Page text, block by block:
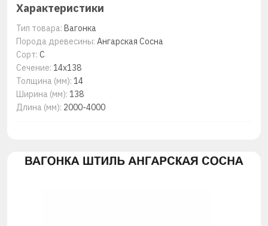
Характеристики
Тип товара: Вагонка
Порода древесины: Ангарская Сосна
Сорт: С
Сечение: 14x138
Толщина (мм): 14
Ширина (мм): 138
Длина (мм): 2000-4000